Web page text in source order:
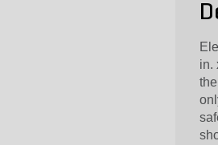
in.